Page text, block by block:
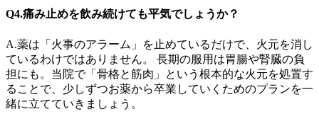
Q4.痛み止めを飲み続けても平気でしょうか？
A.薬は「火事のアラーム」を止めているだけで、火元を消し
ているわけではありません。 長期の服用は胃腸や腎臓の負
担にも。当院で「骨格と筋肉」という根本的な火元を処置す
ることで、少しずつお薬から卒業していくためのプランを一
緒に立てていきましょう。